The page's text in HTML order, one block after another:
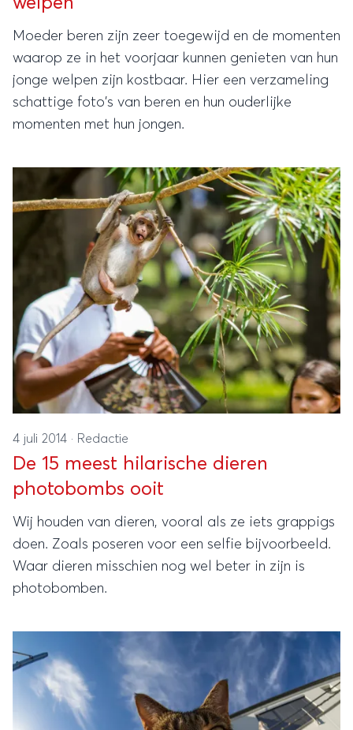
Moeder beren zijn zeer toegewijd en de momenten
waarop ze in het voorjaar kunnen genieten van hun
jonge welpen zijn kostbaar. Hier een verzameling
schattige foto's van beren en hun ouderlijke
momenten met hun jongen.
4 juli 2014 · Redactie
De 15 meest hilarische dieren
photobombs ooit
Wij houden van dieren, vooral als ze iets grappigs
doen. Zoals poseren voor een selfie bijvoorbeeld.
Waar dieren misschien nog wel beter in zijn is
photobomben.